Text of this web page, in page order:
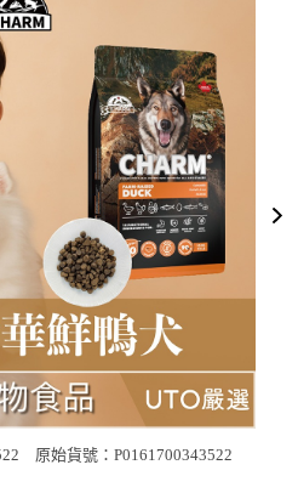
原始貨號：P0161700343522